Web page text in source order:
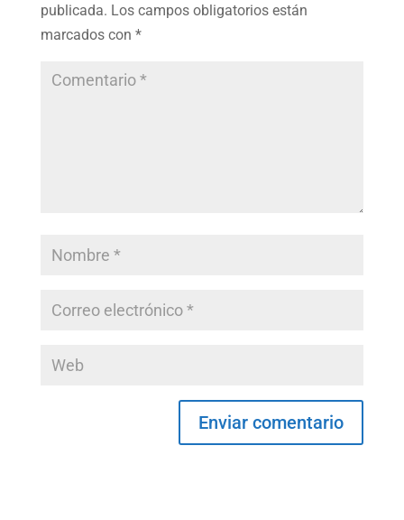
publicada. Los campos obligatorios están
marcados con *